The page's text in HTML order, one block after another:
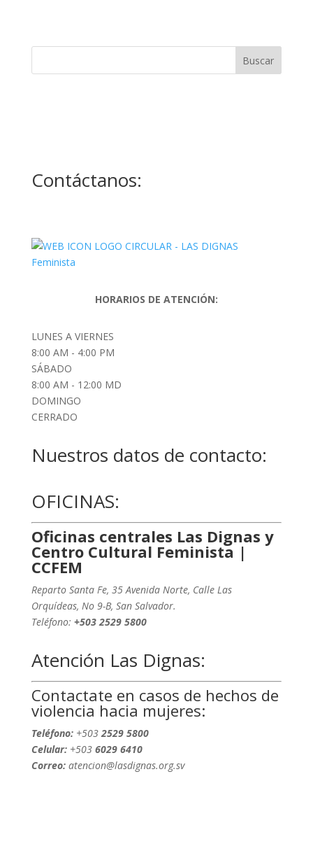
Contáctanos:
HORARIOS DE ATENCIÓN:
LUNES A VIERNES
8:00 AM - 4:00 PM
SÁBADO
8:00 AM - 12:00 MD
DOMINGO
CERRADO
Nuestros datos de contacto:
OFICINAS:
Oficinas centrales Las Dignas y
Centro Cultural Feminista |
CCFEM
Reparto Santa Fe, 35 Avenida Norte, Calle Las
Orquídeas, No 9-B, San Salvador.
Teléfono: +503 2529 5800
Atención Las Dignas:
Contactate en casos de hechos de
violencia hacia mujeres:
Teléfono:+5032529 5800
Celular: +503 6029 6410
Correo:atencion@lasdignas.org.sv